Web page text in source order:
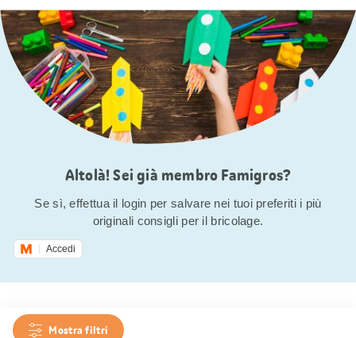
Altolà! Sei già membro Famigros?
Se sì, effettua il login per salvare nei tuoi preferiti i più
originali consigli per il bricolage.
Accedi
Mostra filtri